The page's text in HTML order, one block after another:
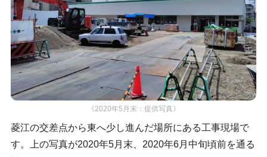
《2020年5月末：提供写真》
菱江の交差点から東へ少し進んだ場所にある工事現場で
す。上の写真が2020年5月末、2020年6月中旬頃前を通る